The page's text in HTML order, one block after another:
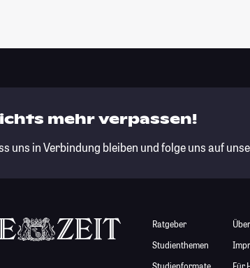
mehr verpassen!
uns in Verbindung bleiben und folge uns auf
Ratgeber
Studienthemen
Studienformate
Für